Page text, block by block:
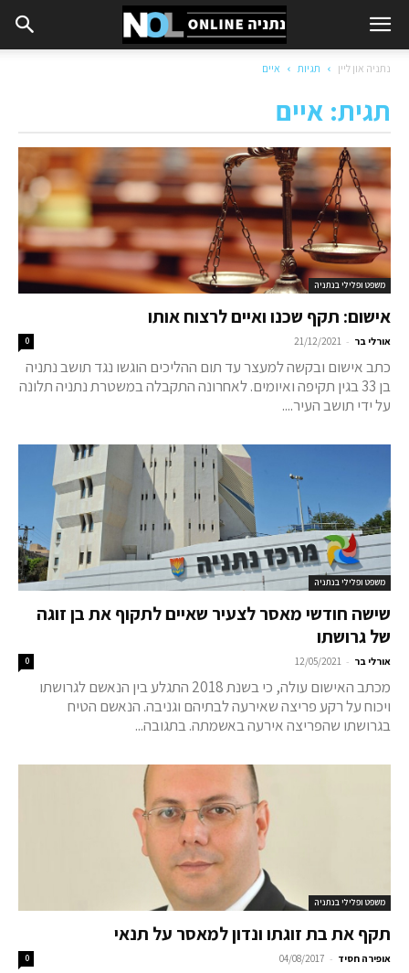
נתניה און ליין תגיות איים
תגית: איים
משפט ופלילי בנתניה
אישום: תקף שכנו ואיים לרצוח אותו
אורלי בר -
21/12/2021
0
כתב אישום ובקשה למעצר עד תום ההליכים הוגשו נגד תושב נתניה
בן 33 בגין תקיפה ואיומים. לאחרונה התקבלה במשטרת נתניה תלונה
על ידי תושב העיר....
משפט ופלילי בנתניה
שישה חודשי מאסר לצעיר שאיים לתקוף את בן זוגה
של גרושתו
אורלי בר -
12/05/2021
0
מכתב האישום עולה, כי בשנת 2018 התגלע בין הנאשם לגרושתו
ויכוח על רקע פריצה שאירעה לבתיהם וגניבה. הנאשם הטיח
בגרושתו שהפריצה אירעה באשמתה. בתגובה...
משפט ופלילי בנתניה
תקף את בת זוגתו ונדון למאסר על תנאי
אופירה חסיד -
04/08/2017
0